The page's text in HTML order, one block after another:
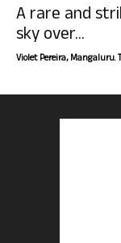
A rare and
sky over...
Violet Pereira, Mangaluru.